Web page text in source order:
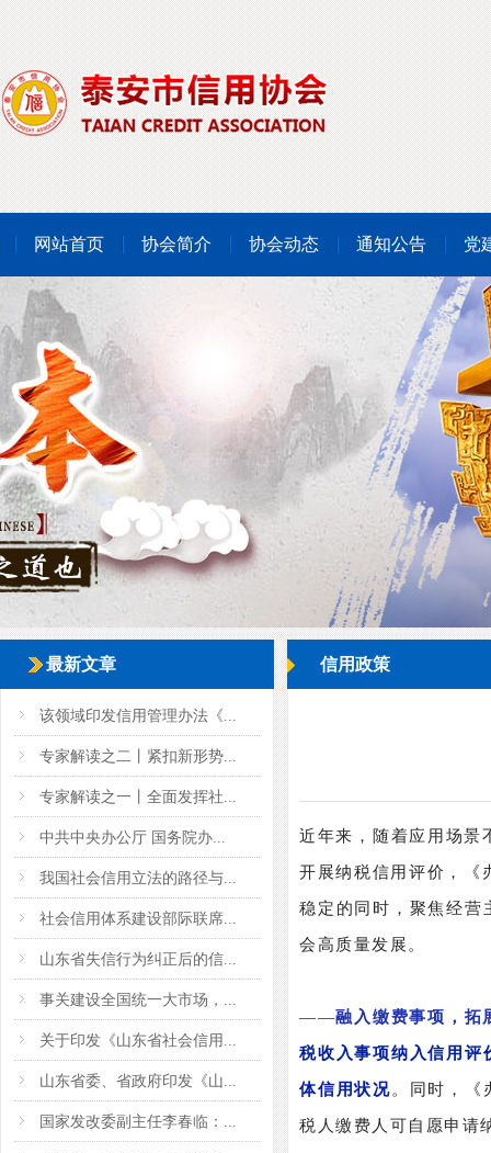
网站首页 协会简介 协会动态 通知公告 党
最新文章
该领域印发信用管理办法《...
专家解读之二丨紧扣新形势...
专家解读之一丨全面发挥社...
中共中央办公厅 国务院办...
我国社会信用立法的路径与...
社会信用体系建设部际联席...
山东省失信行为纠正后的信...
事关建设全国统一大市场，...
关于印发《山东省社会信用...
山东省委、省政府印发《山...
国家发改委副主任李春临：...
信用政策
近年来，随着应用场景
开展纳税信用评价，《
稳定的同时，聚焦经营
会高质量发展。
——融入缴费事项，拓
税收入事项纳入信用评
体信用状况。同时，《
税人缴费人可自愿申请